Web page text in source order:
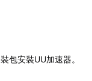
包安裝UU加速器。